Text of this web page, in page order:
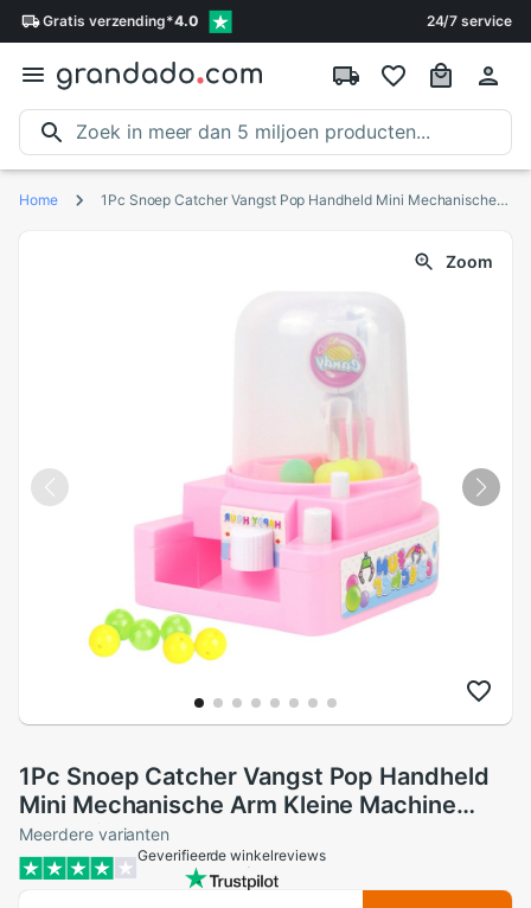
Gratis verzending*4.0 24/7 service
Home 1Pc Snoep Catcher Vangst Pop Handheld Mini Mechanische Arm Kleine Machine Voor Kinderen
Zoom
1Pc Snoep Catcher Vangst Pop Handheld
Mini Mechanische Arm Kleine Machine
Voor Kinderen
Meerdere varianten
Geverifieerde winkelreviews